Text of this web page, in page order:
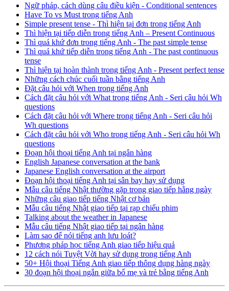
Ngữ pháp, cách dùng câu điều kiện - Conditional sentences
Have To vs Must trong tiếng Anh
Simple present tense - Thì hiện tại đơn trong tiếng Anh
Thì hiện tại tiếp diễn trong tiếng Anh – Present Continuous
Thì quá khứ đơn trong tiếng Anh - The past simple tense
Thì quá khứ tiếp diễn trong tiếng Anh - The past continuous
tense
Thì hiện tại hoàn thành trong tiếng Anh - Present perfect tense
Những cách chúc cuối tuần bằng tiếng Anh
Đặt câu hỏi với When trong tiếng Anh
Cách đặt câu hỏi với What trong tiếng Anh - Seri câu hỏi Wh
questions
Cách đặt câu hỏi với Where trong tiếng Anh - Seri câu hỏi
Wh questions
Cách đặt câu hỏi với Who trong tiếng Anh - Seri câu hỏi Wh
questions
Đoạn hội thoại tiếng Anh tại ngân hàng
English Japanese conversation at the bank
Japanese English conversation at the airport
Đoạn hội thoại tiếng Anh tại sân bay hay sử dụng
Mẫu câu tiếng Nhật thường gặp trong giao tiếp hằng ngày
Những câu giao tiếp tiếng Nhật cơ bản
Mẫu câu tiếng Nhật giao tiếp tại rạp chiếu phim
Talking about the weather in Japanese
Mẫu câu tiếng Nhật giao tiếp tại ngân hàng
Làm sao để nói tiếng anh lưu loát?
Phương pháp học tiếng Anh giao tiếp hiệu quả
12 cách nói Tuyệt Vời hay sử dụng trong tiếng Anh
50+ Hội thoại Tiếng Anh giao tiếp thông dụng hàng ngày
30 đoạn hội thoại ngắn giữa bố mẹ và trẻ bằng tiếng Anh